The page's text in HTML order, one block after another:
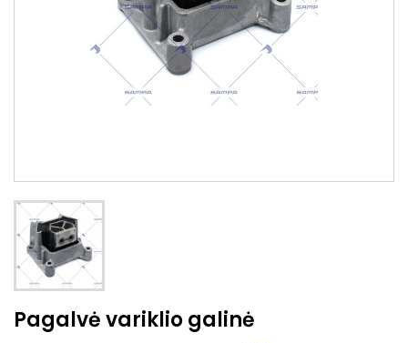
Pagalvė variklio galinė